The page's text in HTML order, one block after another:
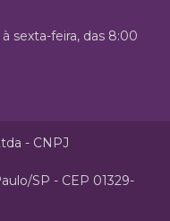
sexta-feira, das 8:00
- CNPJ
SP - CEP 01329-